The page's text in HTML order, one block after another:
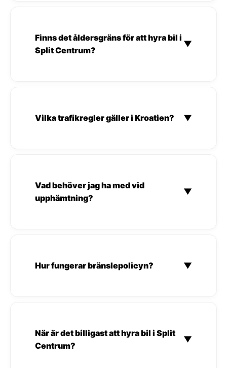
Finns det åldersgräns för att hyra bil i
Split Centrum?
▼
Vilka trafikregler gäller i Kroatien? ▼
Vad behöver jag ha med vid
upphämtning?
▼
Hur fungerar bränslepolicyn? ▼
När är det billigast att hyra bil i Split
Centrum?
▼